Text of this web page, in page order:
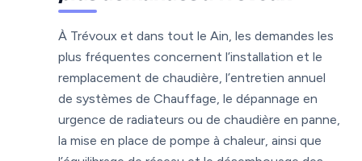
À Trévoux et dans tout le Ain, les demandes les
plus fréquentes concernent l’installation et le
remplacement de chaudière, l’entretien annuel
de systèmes de Chauffage, le dépannage en
urgence de radiateurs ou de chaudière en panne,
la mise en place de pompe à chaleur, ainsi que